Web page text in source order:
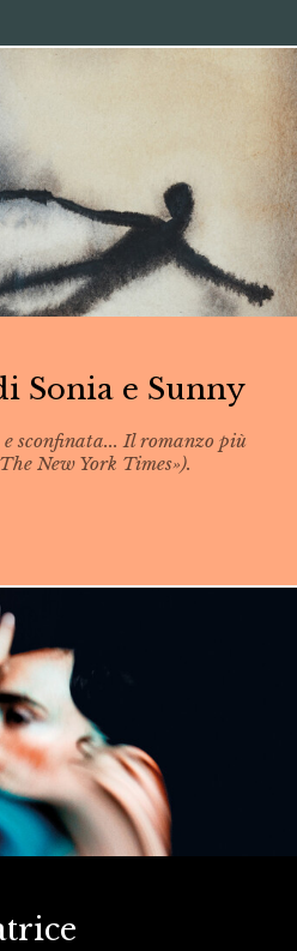
Sonia e Sunny
sconfinata... Il romanzo più
New York Times»).